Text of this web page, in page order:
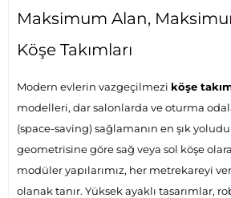
Maksimum Alan,
Köşe Takımları
Modern evlerin vazgeçilmezi köşe
modelleri, dar salonlarda ve oturma
(space-saving) sağlamanın en şık
geometrisine göre sağ veya sol köşe
modüler yapılarımız, her metrekareyi
olanak tanır. Yüksek ayaklı tasarımlar,